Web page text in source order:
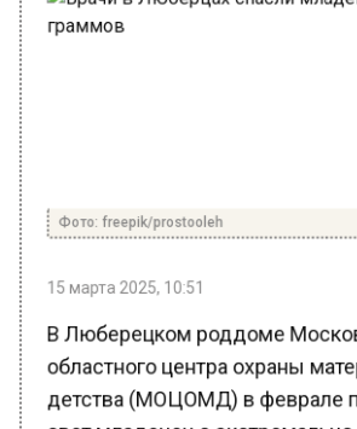
областного центра охраны
детства (МОЦОМД) в феврале
свет младенец с